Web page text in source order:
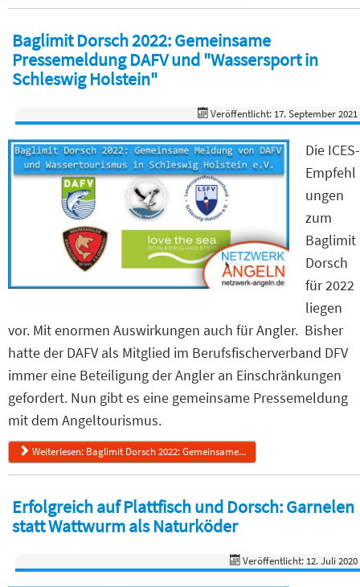
Baglimit Dorsch 2022: Gemeinsame
Pressemeldung DAFV und "Wassersport in
Schleswig Holstein"
Veröffentlicht: 17. September 2021
Die ICES-
Empfehl
ungen
zum
Baglimit
Dorsch
für 2022
liegen
vor. Mit enormen Auswirkungen auch für Angler. Bisher
hatte der DAFV als Mitglied im Berufsfischerverband DFV
immer eine Beteiligung der Angler an Einschränkungen
gefordert. Nun gibt es eine gemeinsame Pressemeldung
mit dem Angeltourismus.
Weiterlesen: Baglimit Dorsch 2022: Gemeinsame...
Erfolgreich auf Plattfisch und Dorsch: Garnelen
statt Wattwurm als Naturköder
Veröffentlicht: 12. Juli 2020